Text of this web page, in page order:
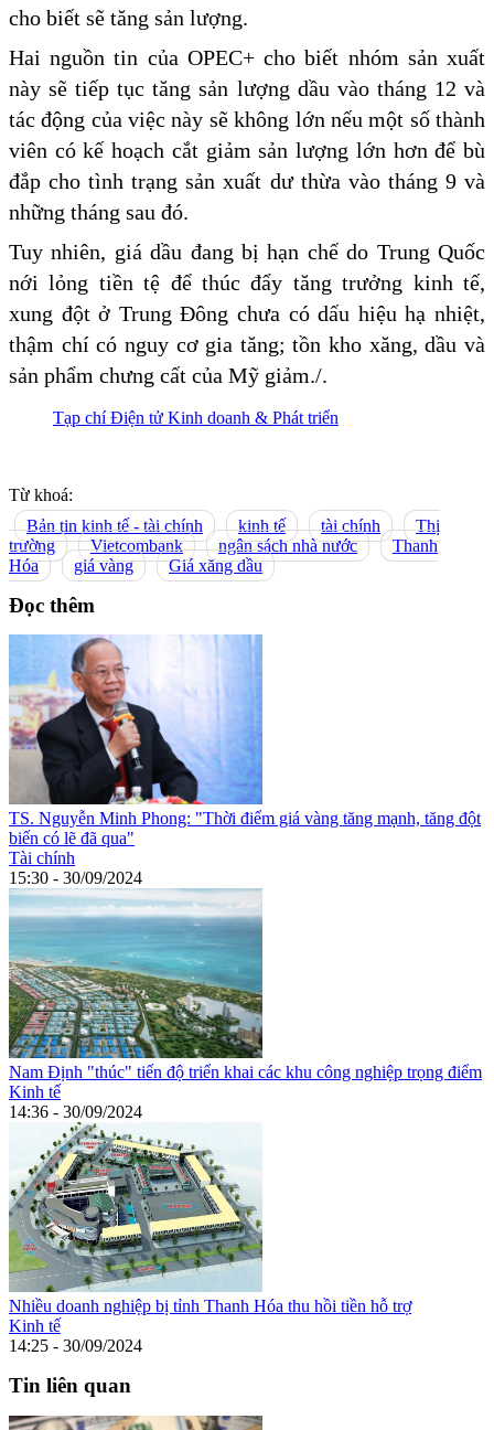
cho biết sẽ tăng sản lượng.
Hai nguồn tin của OPEC+ cho biết nhóm sản xuất
này sẽ tiếp tục tăng sản lượng dầu vào tháng 12 và
tác động của việc này sẽ không lớn nếu một số thành
viên có kế hoạch cắt giảm sản lượng lớn hơn để bù
đắp cho tình trạng sản xuất dư thừa vào tháng 9 và
những tháng sau đó.
Tuy nhiên, giá dầu đang bị hạn chế do Trung Quốc
nới lỏng tiền tệ để thúc đẩy tăng trưởng kinh tế,
xung đột ở Trung Đông chưa có dấu hiệu hạ nhiệt,
thậm chí có nguy cơ gia tăng; tồn kho xăng, dầu và
sản phẩm chưng cất của Mỹ giảm./.
Tạp chí Điện tử Kinh doanh & Phát triển
Từ khoá:
Bản tin kinh tế - tài chính
kinh tế tài chính
Thị
trường
Vietcombank ngân sách nhà nước
Thanh
Hóa
giá vàng Giá xăng dầu
Đọc thêm
TS. Nguyễn Minh Phong: "Thời điểm giá vàng tăng mạnh, tăng đột
biến có lẽ đã qua"
Tài chính
15:30 - 30/09/2024
Nam Định "thúc" tiến độ triển khai các khu công nghiệp trọng điểm
Kinh tế
14:36 - 30/09/2024
Nhiều doanh nghiệp bị tỉnh Thanh Hóa thu hồi tiền hỗ trợ
Kinh tế
14:25 - 30/09/2024
Tin liên quan